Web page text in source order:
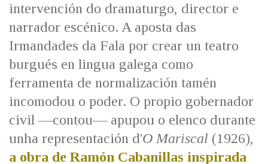
intervención do dramaturgo, director e
narrador escénico. A aposta das
Irmandades da Fala por crear un teatro
burgués en lingua galega como
ferramenta de normalización tamén
incomodou o poder. O propio gobernador
civil —contou— apupou o elenco durante
unha representación d'O Mariscal (1926),
a obra de Ramón Cabanillas inspirada